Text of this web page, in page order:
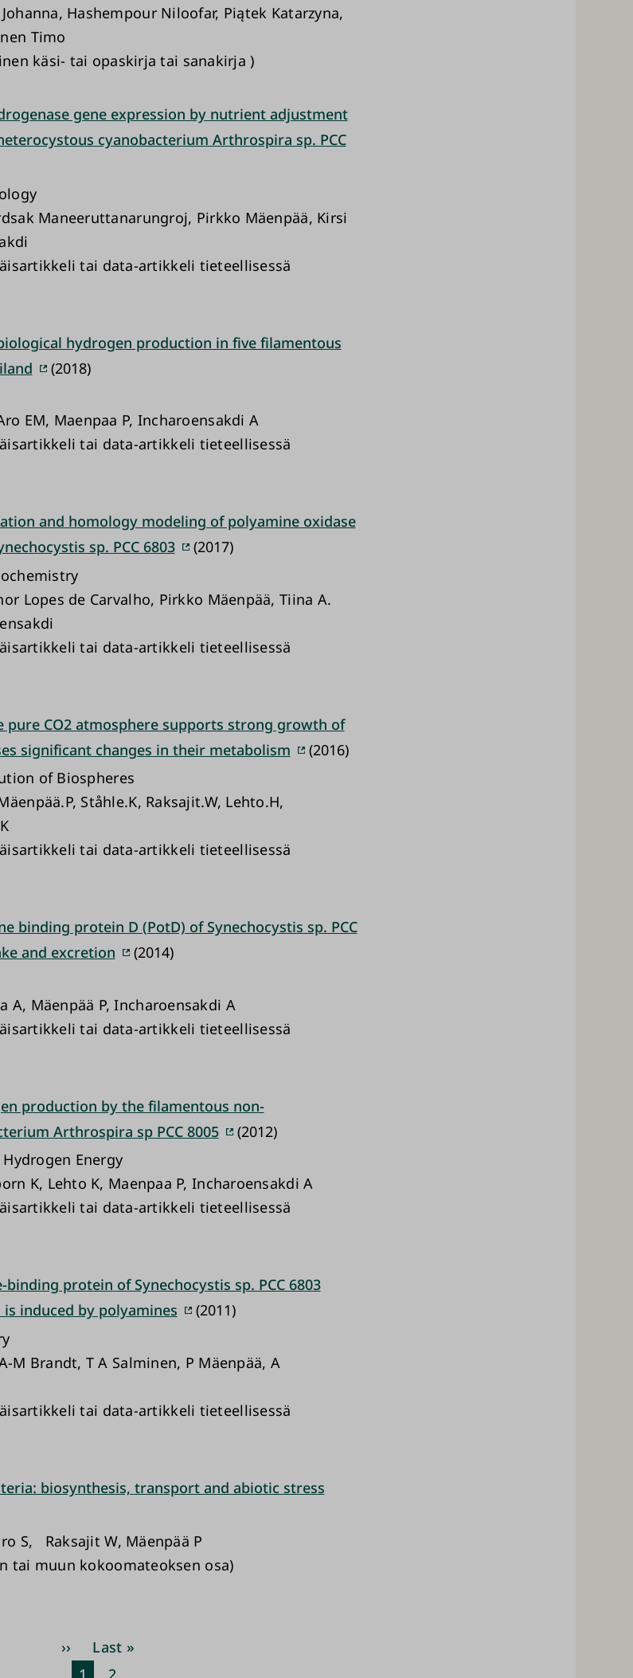
Hashempour Niloofar, Piątek Katarzyna,
Timo
käsi- tai opaskirja tai sanakirja )
gene expression by nutrient adjustment
cyanobacterium Arthrospira sp. PCC
Maneeruttanarungroj, Pirkko Mäenpää, Kirsi
tai data-artikkeli tieteellisessä
hydrogen production in five filamentous
(2018)
EM, Maenpaa P, Incharoensakdi A
tai data-artikkeli tieteellisessä
and homology modeling of polyamine oxidase
sp. PCC 6803
(2017)
Lopes de Carvalho, Pirkko Mäenpää, Tiina A.
tai data-artikkeli tieteellisessä
pure CO2 atmosphere supports strong growth of
significant changes in their metabolism
(2016)
of Biospheres
Ståhle.K, Raksajit.W, Lehto.H,
tai data-artikkeli tieteellisessä
binding protein D (PotD) of Synechocystis sp. PCC
and excretion
(2014)
A, Mäenpää P, Incharoensakdi A
tai data-artikkeli tieteellisessä
production by the filamentous non-
Arthrospira sp PCC 8005
(2012)
Energy
K, Lehto K, Maenpaa P, Incharoensakdi A
tai data-artikkeli tieteellisessä
protein of Synechocystis sp. PCC 6803
induced by polyamines
(2011)
M Brandt, T A Salminen, P Mäenpää, A
tai data-artikkeli tieteellisessä
biosynthesis, transport and abiotic stress
S, Raksajit W, Mäenpää P
tai muun kokoomateoksen osa)
Pagination
Next
page
››
Last
page
Last »
Current
1 Page
2